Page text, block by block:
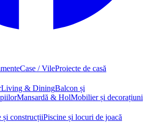
Case / VileProiecte de casă
Living & DiningBalcon și
Mansardă & HolMobilier și decorațiuni
și construcțiiPiscine și locuri de joacă